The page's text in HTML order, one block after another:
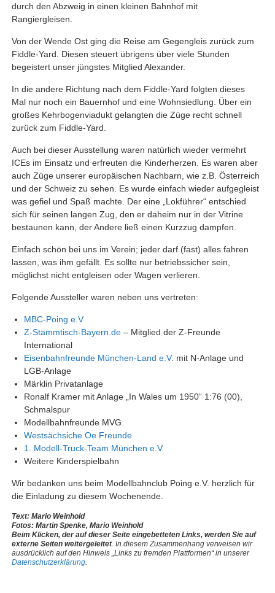
durch den Abzweig in einen kleinen Bahnhof mit
Rangiergleisen.
Von der Wende Ost ging die Reise am Gegengleis zurück zum
Fiddle-Yard. Diesen steuert übrigens über viele Stunden
begeistert unser jüngstes Mitglied Alexander.
In die andere Richtung nach dem Fiddle-Yard folgten dieses
Mal nur noch ein Bauernhof und eine Wohnsiedlung. Über ein
großes Kehrbogenviadukt gelangten die Züge recht schnell
zurück zum Fiddle-Yard.
Auch bei dieser Ausstellung waren natürlich wieder vermehrt
ICEs im Einsatz und erfreuten die Kinderherzen. Es waren aber
auch Züge unserer europäischen Nachbarn, wie z.B. Österreich
und der Schweiz zu sehen. Es wurde einfach wieder aufgegleist
was gefiel und Spaß machte. Der eine „Lokführer“ entschied
sich für seinen langen Zug, den er daheim nur in der Vitrine
bestaunen kann, der Andere ließ einen Kurzzug dampfen.
Einfach schön bei uns im Verein; jeder darf (fast) alles fahren
lassen, was ihm gefällt. Es sollte nur betriebssicher sein,
möglichst nicht entgleisen oder Wagen verlieren.
Folgende Aussteller waren neben uns vertreten:
MBC-Poing e.V
Z-Stammtisch-Bayern.de– Mitglied der Z-Freunde
International
Eisenbahnfreunde München-Land e.V. mit N-Anlage und
LGB-Anlage
Märklin Privatanlage
Ronalf Kramer mit Anlage „In Wales um 1950“ 1:76 (00),
Schmalspur
Modellbahnfreunde MVG
Westsächsiche Oe Freunde
1. Modell-Truck-Team München e.V
Weitere Kinderspielbahn
Wir bedanken uns beim Modellbahnclub Poing e.V. herzlich für
die Einladung zu diesem Wochenende.
Text: Mario Weinhold
Fotos: Martin Spenke, Mario Weinhold
Beim Klicken, der auf dieser Seite eingebetteten Links, werden Sie auf
externe Seiten weitergeleitet. In diesem Zusammenhang verweisen wir
ausdrücklich auf den Hinweis „Links zu fremden Plattformen“ in unserer
Datenschutzerklärung.